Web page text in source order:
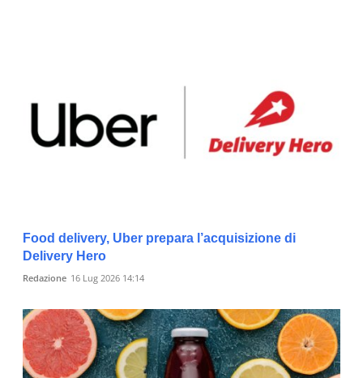
Food delivery, Uber prepara l’acquisizione di
Delivery Hero
Redazione 16 Lug 2026 14:14